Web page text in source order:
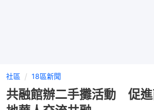
社區 18區新聞
共融館辦二手攤活動 促進